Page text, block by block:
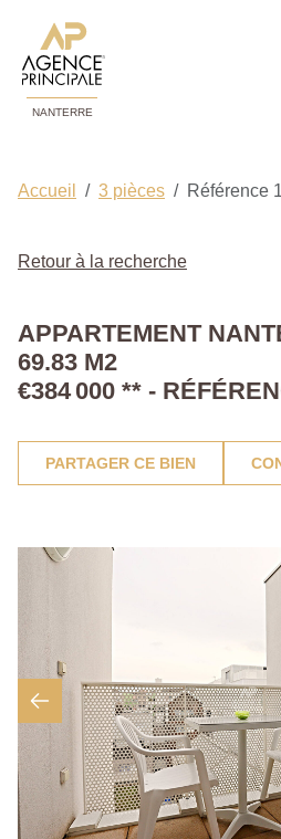
NANTERRE
Accueil 3 pièces Référence
Retour à la recherche
APPARTEMENT
69.83 M2
€384 000 ** -
PARTAGER CE BIEN